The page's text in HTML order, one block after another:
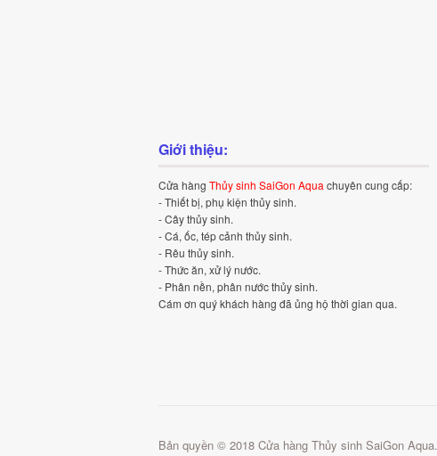
Giới thiệu:
Cửa hàngThủy sinh SaiGon Aquachuyên cung cấp:
- Thiết bị, phụ kiện thủy sinh.
- Cây thủy sinh.
- Cá, ốc, tép cảnh thủy sinh.
- Rêu thủy sinh.
- Thức ăn, xử lý nước.
- Phân nền, phân nước thủy sinh.
Cám ơn quý khách hàng đã ủng hộ thời gian qua.
Bản quyền © 2018 Cửa hàng Thủy sinh SaiGon Aqua.